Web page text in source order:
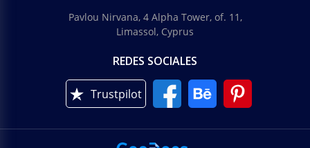
Pavlou Nirvana, 4 Alpha Tower, of. 11,
Limassol, Cyprus
REDES SOCIALES
Trustpilot